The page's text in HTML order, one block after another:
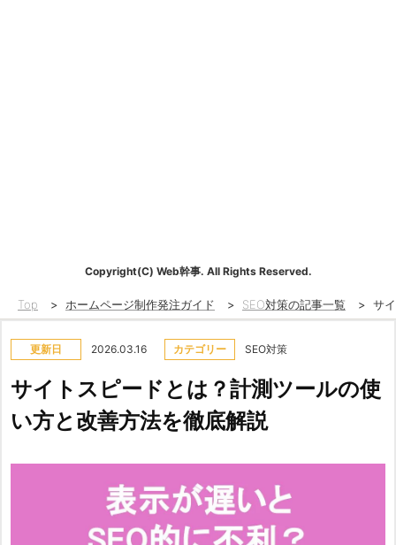
Copyright(C) Web幹事. All Rights Reserved.
Top > ホームページ制作発注ガイド > SEO対策の記事一覧 > サ
更新日 2026.03.16 カテゴリー SEO対策
サイトスピードとは？計測ツールの使
い方と改善方法を徹底解説